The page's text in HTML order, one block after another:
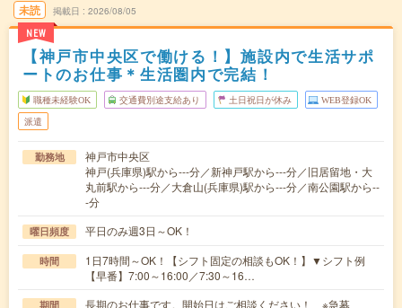
未読
NEW
掲載日 2026/08/05
【神戸市中央区で働ける！】施設内で生活サポ
ートのお仕事＊生活圏内で完結！
職種未経験OK 交通費別途支給あり 土日祝日が休み WEB登録OK
派遣
勤務地
神戸市中央区
神戸(兵庫県)駅から---分／新神戸駅から---分／旧居留地・大
丸前駅から---分／大倉山(兵庫県)駅から---分／南公園駅から--
-分
曜日頻度 平日のみ週3日～OK！
時間
1日7時間～OK！【シフト固定の相談もOK！】▼シフト例
【早番】7:00～16:00／7:30～16…
期間 長期のお仕事です。開始日はご相談ください！ ※急募